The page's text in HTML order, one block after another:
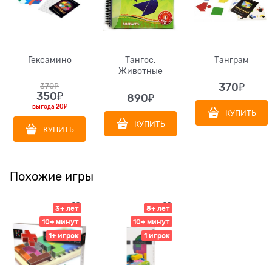
Гексамино
370₽
350₽
выгода 20₽
КУПИТЬ
Тангос.
Животные
890₽
КУПИТЬ
Танграм
370₽
КУПИТЬ
Похожие игры
3+ лет
10+ минут
1+ игрок
8+ лет
10+ минут
1 игрок